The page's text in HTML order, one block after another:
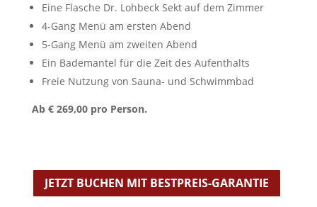
Eine Flasche Dr. Lohbeck Sekt auf dem Zimmer
4-Gang Menü am ersten Abend
5-Gang Menü am zweiten Abend
Ein Bademantel für die Zeit des Aufenthalts
Freie Nutzung von Sauna- und Schwimmbad
Ab € 269,00 pro Person.
JETZT BUCHEN MIT BESTPREIS-GARANTIE